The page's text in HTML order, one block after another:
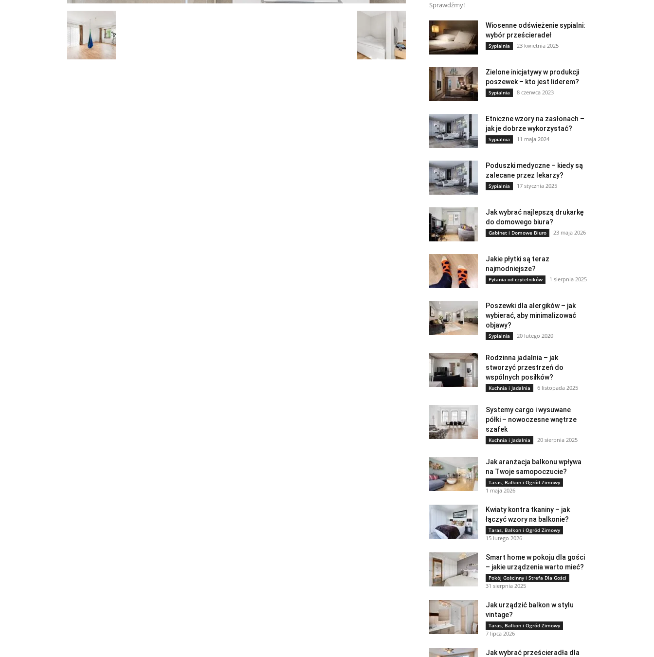
Sprawdźmy!
Wiosenne odświeżenie sypialni:
wybór prześcieradeł
Sypialnia 23 kwietnia 2025
Zielone inicjatywy w produkcji
poszewek – kto jest liderem?
Sypialnia 8 czerwca 2023
Etniczne wzory na zasłonach –
jak je dobrze wykorzystać?
Sypialnia 11 maja 2024
Poduszki medyczne – kiedy są
zalecane przez lekarzy?
Sypialnia 17 stycznia 2025
Jak wybrać najlepszą drukarkę
do domowego biura?
Gabinet i Domowe Biuro 23 maja 2026
Jakie płytki są teraz
najmodniejsze?
Pytania od czytelników 1 sierpnia 2025
Poszewki dla alergików – jak
wybierać, aby minimalizować
objawy?
Sypialnia 20 lutego 2020
Rodzinna jadalnia – jak
stworzyć przestrzeń do
wspólnych posiłków?
Kuchnia i Jadalnia 6 listopada 2025
Systemy cargo i wysuwane
półki – nowoczesne wnętrze
szafek
Kuchnia i Jadalnia 20 sierpnia 2025
Jak aranżacja balkonu wpływa
na Twoje samopoczucie?
Taras, Balkon i Ogród Zimowy
1 maja 2026
Kwiaty kontra tkaniny – jak
łączyć wzory na balkonie?
Taras, Balkon i Ogród Zimowy
15 lutego 2026
Smart home w pokoju dla gości
– jakie urządzenia warto mieć?
Pokój Gościnny i Strefa Dla Gości
31 sierpnia 2025
Jak urządzić balkon w stylu
vintage?
Taras, Balkon i Ogród Zimowy
7 lipca 2026
Jak wybrać prześcieradła dla